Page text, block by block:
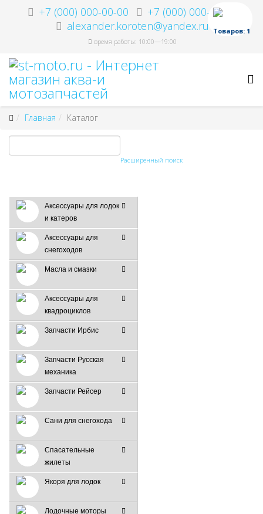
+7 (000) 000-00-00
+7 (000) 000-00-00
alexander.koroten@yandex.ru
время работы: 10:00—19:00
Товаров: 1
Главная Каталог
Расширенный поиск
Аксессуары для лодок
и катеров
Аксессуары для
снегоходов
Масла и смазки
Аксессуары для
квадроциклов
Запчасти Ирбис
Запчасти Русская
механика
Запчасти Рейсер
Сани для снегохода
Спасательные
жилеты
Якоря для лодок
Лодочные моторы